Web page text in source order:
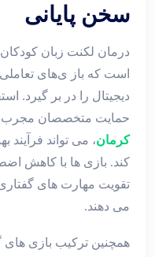
سخن پایانی
درمان لکنت زبان
است که باز ی‌های
دیجیتال را در بر گیرد.
حمایت متخصصان
کرمان، می ‌تواند فرآیند
کند. بازی ‌ها با کاهش
تقویت مهارت ‌های
می‌ دهند.
همچنین ترکیب بازی‌ های